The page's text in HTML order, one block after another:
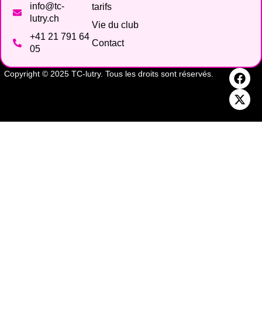
info@tc-
lutry.ch
+41 21 791 64
05
tarifs
Vie du club
Contact
Copyright © 2025 TC-lutry. Tous les droits sont réservés.